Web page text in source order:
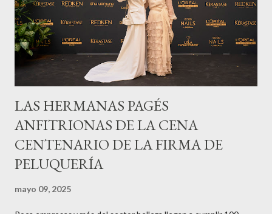
LAS HERMANAS PAGÉS
ANFITRIONAS DE LA CENA
CENTENARIO DE LA FIRMA DE
PELUQUERÍA
mayo 09, 2025